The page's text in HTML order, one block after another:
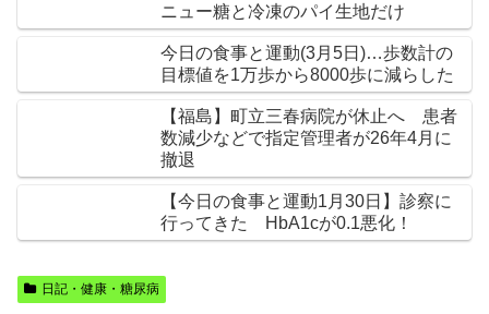
ニュー糖と冷凍のパイ生地だけ
今日の食事と運動(3月5日)…歩数計の
目標値を1万歩から8000歩に減らした
【福島】町立三春病院が休止へ 患者
数減少などで指定管理者が26年4月に
撤退
【今日の食事と運動1月30日】診察に
行ってきた HbA1cが0.1悪化！
日記・健康・糖尿病